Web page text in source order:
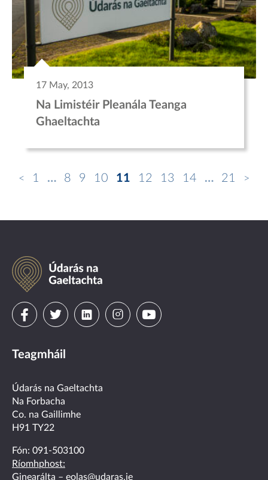
17 May, 2013
Na Limistéir Pleanála Teanga
Ghaeltachta
1 … 8 9 10 11 12 13 14 … 21
Údarás
na
Gaeltachta
Visit
on
facebook
Visit
on
twitter
Visit
linkedin
VisitVisit
Teagmháil
Údarás na Gaeltachta
Na Forbacha
Co. na Gaillimhe
H91 TY22
Fón: 091-503100
Ríomhphost:
Ginearálta – eolas@udaras.ie